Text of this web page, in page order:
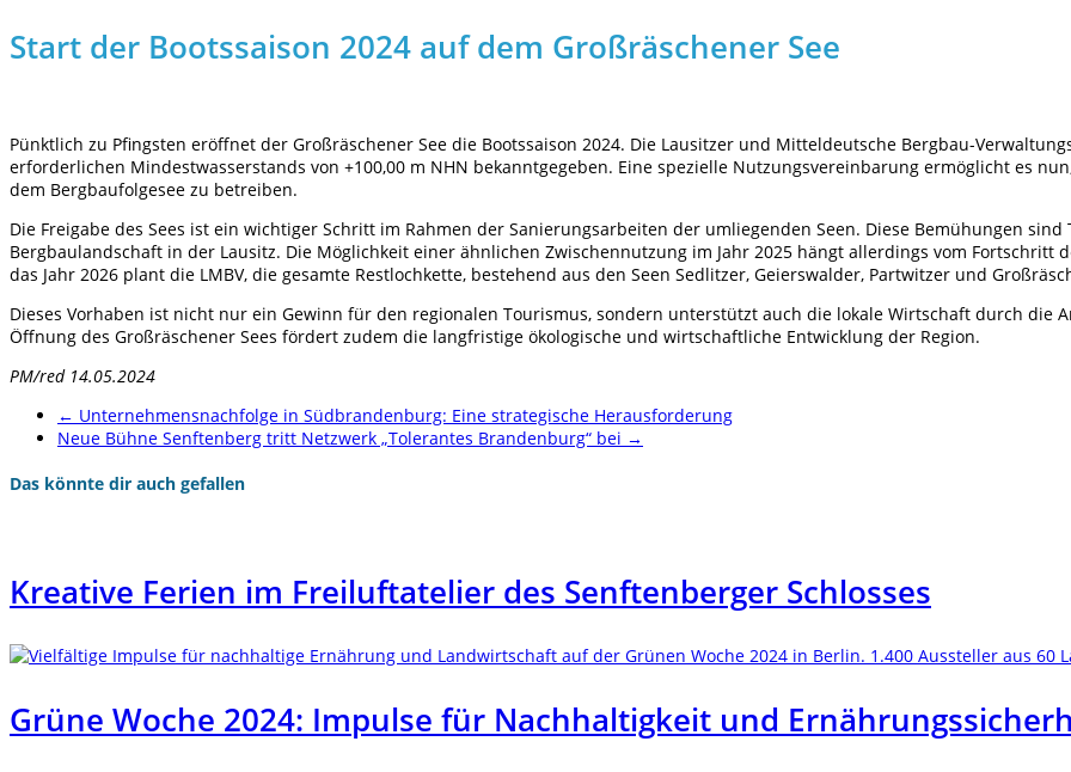
Start der Bootssaison 2024 auf dem Großräschener See
Pünktlich zu Pfingsten eröffnet der Großräschener See die Bootssaison 2024. Die Lausitzer und Mitteldeutsche Bergbau-
erforderlichen Mindestwasserstands von +100,00 m NHN bekanntgegeben. Eine spezielle Nutzungsvereinbarung ermöglicht es
dem Bergbaufolgesee zu betreiben.
Die Freigabe des Sees ist ein wichtiger Schritt im Rahmen der Sanierungsarbeiten der umliegenden Seen. Diese Bemühungen
Bergbaulandschaft in der Lausitz. Die Möglichkeit einer ähnlichen Zwischennutzung im Jahr 2025 hängt allerdings vom Fortschritt
das Jahr 2026 plant die LMBV, die gesamte Restlochkette, bestehend aus den Seen Sedlitzer, Geierswalder, Partwitzer und
Dieses Vorhaben ist nicht nur ein Gewinn für den regionalen Tourismus, sondern unterstützt auch die lokale Wirtschaft durch die
Öffnung des Großräschener Sees fördert zudem die langfristige ökologische und wirtschaftliche Entwicklung der Region.
PM/red 14.05.2024
← Unternehmensnachfolge in Südbrandenburg: Eine strategische Herausforderung
Neue Bühne Senftenberg tritt Netzwerk „Tolerantes Brandenburg“ bei →
Das könnte dir auch gefallen
Kreative Ferien im Freiluftatelier des Senftenberger Schlosses
Grüne Woche 2024: Impulse für Nachhaltigkeit und